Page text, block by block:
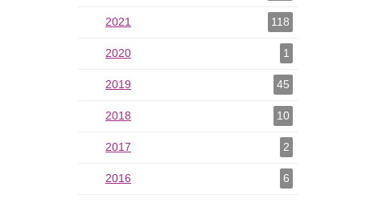
2021 118
2020 1
2020 als Filter hinzufügen
2019 45
2018 10
2017 2
2016 6